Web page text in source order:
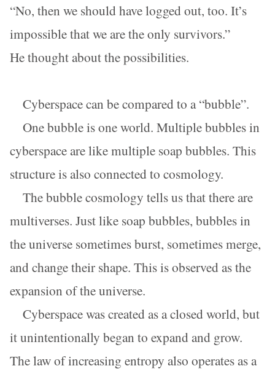
“No, then we should have logged out, too. It’s
impossible that we are the only survivors.”
He thought about the possibilities.
Cyberspace can be compared to a “bubble”.
One bubble is one world. Multiple bubbles in
cyberspace are like multiple soap bubbles. This
structure is also connected to cosmology.
The bubble cosmology tells us that there are
multiverses. Just like soap bubbles, bubbles in
the universe sometimes burst, sometimes merge,
and change their shape. This is observed as the
expansion of the universe.
Cyberspace was created as a closed world, but
it unintentionally began to expand and grow.
The law of increasing entropy also operates as a